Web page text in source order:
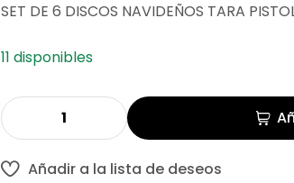
SET DE 6 DISCOS NAVIDEÑOS TARA
11 disponibles
Añadir a la lista de deseos